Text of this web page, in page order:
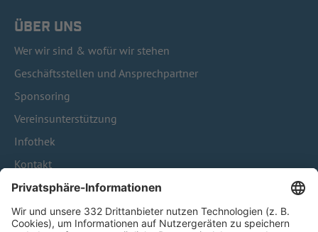
ÜBER UNS
Wer wir sind & wofür wir stehen
Geschäftsstellen und Ansprechpartner
Sponsoring
Vereinsunterstützung
Infothek
Kontakt
HÄUFIG BESUCHTE SEITEN